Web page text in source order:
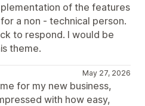
of the features
a non - technical person.
to respond. I would be
theme.
May 27, 2026
for my new business,
with how easy,